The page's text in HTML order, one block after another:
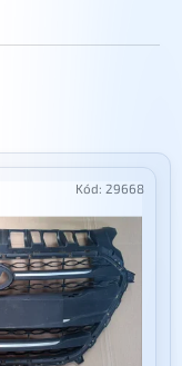
Kód: 29668